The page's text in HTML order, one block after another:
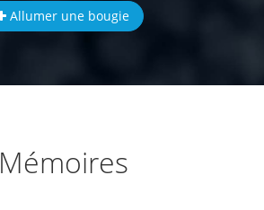
Allumer une bougie
Mémoires